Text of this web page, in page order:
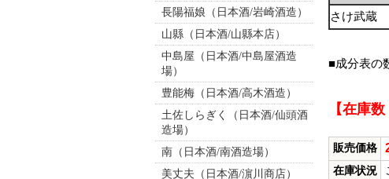
長陽福娘（日本酒/岩崎酒造）
山縣（日本酒/山縣本店）
中島屋（日本酒/中島屋酒造
場）
豊能梅（日本酒/高木酒造）
土佐しらぎく（日本酒/仙頭酒
造場）
南（日本酒/南酒造場）
美丈夫（日本酒/濵川商店）
さけ武蔵
■成分表の
【在庫
販売価格
在庫状況